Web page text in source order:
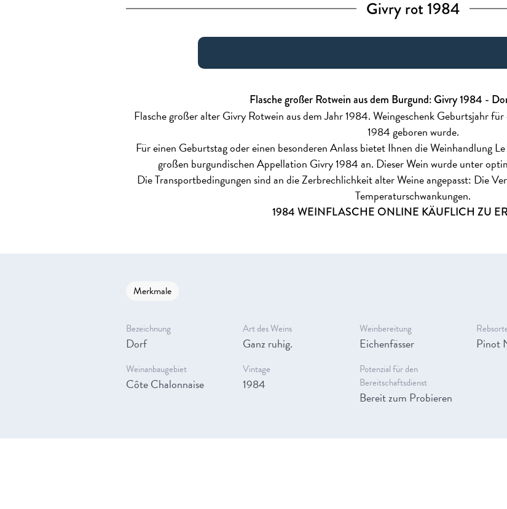
Givry rot 1984
Flasche großer Rotwein aus dem Burgund: Givry 1984 -
Flasche großer alter Givry Rotwein aus dem Jahr 1984. Weingeschenk Geburtsjahr
1984 geboren wurde.
Für einen Geburtstag oder einen besonderen Anlass bietet Ihnen die Weinhandlung
großen burgundischen Appellation Givry 1984 an. Dieser Wein wurde unter
Die Transportbedingungen sind an die Zerbrechlichkeit alter Weine angepasst: Die
Temperaturschwankungen.
1984 WEINFLASCHE ONLINE KÄUFLICH ZU
Merkmale
Bezeichnung
Dorf
Art des Weins
Ganz ruhig.
Weinbereitung
Eichenfässer Pinot
Weinanbaugebiet
Côte Chalonnaise
Vintage
1984
Potenzial für den
Bereitschaftsdienst
Bereit zum Probieren